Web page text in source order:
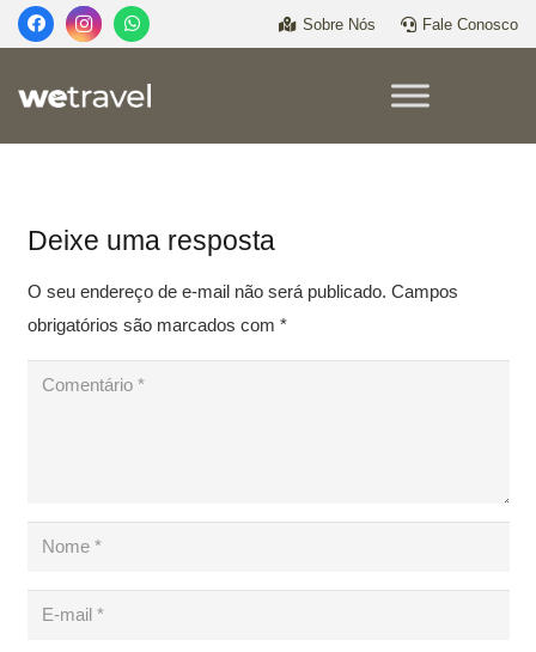
Sobre Nós Fale Conosco
Deixe uma resposta
O seu endereço de e-mail não será publicado. Campos
obrigatórios são marcados com *